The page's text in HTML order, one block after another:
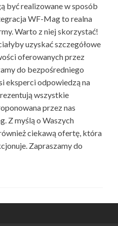
być realizowane w sposób
WF-Mag to realna
Warto z niej skorzystać!
uzyskać szczegółowe
oferowanych przez
do bezpośredniego
eksperci odpowiedzą na
wszystkie
przez nas
Z myślą o Waszych
ciekawą ofertę, która
Zapraszamy do